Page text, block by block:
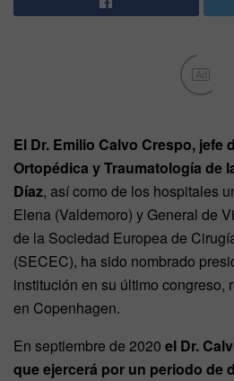
Ad
El Dr. Emilio Calvo Crespo, jefe
Ortopédica y Traumatología de
Díaz, así como de los hospitales
Elena (Valdemoro) y General de
de la Sociedad Europea de
(SECEC), ha sido nombrado
institución en su último congreso,
en Copenhagen.
En septiembre de 2020 el Dr.
que ejercerá por un periodo de